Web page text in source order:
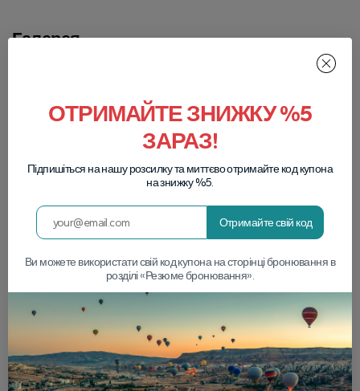
Галерея
ОТРИМАЙТЕ ЗНИЖКУ %5
ЗАРАЗ!
Підпишіться на нашу розсилку та миттєво отримайте код купона
на знижку %5.
Отримайте свій код
Ви можете використати свій код купона на сторінці бронювання в
розділі «Резюме бронювання».